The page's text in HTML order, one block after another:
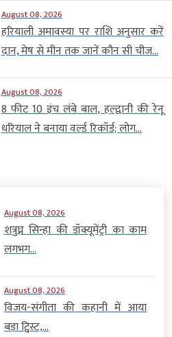
August 08, 2026
हरियाली अमावस्या पर राशि अनुसार करें
दान, मेष से मीन तक जानें कौन सी चीज...
August 08, 2026
8 फीट 10 इंच लंबे बाल, हल्द्वानी की रेनू
धरियाल ने बनाया वर्ल्ड रिकॉर्ड; लोग...
August 08, 2026
शत्रुघ्न सिन्हा की डॉक्यूमेंट्री का काम
लगभग...
August 08, 2026
विजय-संगीता की कहानी में आया
बड़ा ट्विस्ट,...